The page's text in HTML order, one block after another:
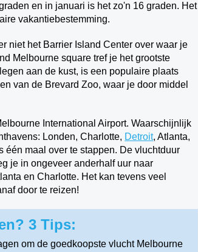
en in januari is het zo'n 16 graden. Het
vakantiebestemming.
niet het Barrier Island Center over waar je
Melbourne square tref je het grootste
aan de kust, is een populaire plaats
van de Brevard Zoo, waar je door middel
International Airport. Waarschijnlijk
Londen, Charlotte, Detroit, Atlanta,
één maal over te stappen. De vluchtduur
je in ongeveer anderhalf uur naar
en Charlotte. Het kan tevens veel
door te reizen!
3 Tips:
om de goedkoopste vlucht Melbourne